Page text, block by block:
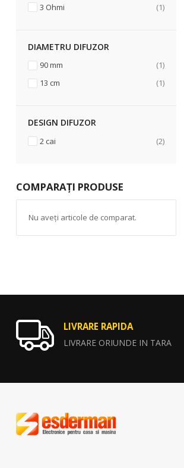
3 Ohmi
1articol
DIAMETRU DIFUZOR
90 mm 1articol
13 cm
1articol
DESIGN DIFUZOR
2 cai 2articole
COMPARAȚI PRODUSE
Nu aveți articole de comparat.
LIVRARE RAPIDA
LIVRARE ORIUNDE IN TARA